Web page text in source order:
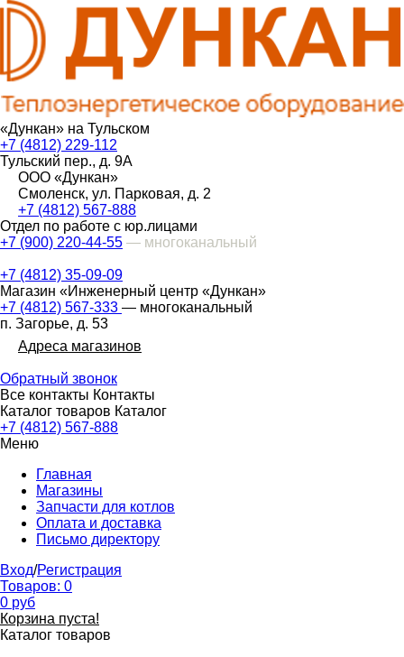
«Дункан» на Тульском
+7 (4812) 229-112
Тульский пер., д. 9А
ООО «Дункан»
Смоленск, ул. Парковая, д. 2
+7 (4812) 567-888
Отдел по работе с юр.лицами
+7 (900) 220-44-55 — многоканальный
+7 (4812) 35-09-09
Магазин «Инженерный центр «Дункан»
+7 (4812) 567-333 — многоканальный
п. Загорье, д. 53
Адреса магазинов
Обратный звонок
Все контакты Контакты
Каталог товаров Каталог
+7 (4812) 567-888
Меню
Главная
Магазины
Запчасти для котлов
Оплата и доставка
Письмо директору
Вход/Регистрация
Товаров: 0
0 руб
Корзина пуста!
Каталог товаров